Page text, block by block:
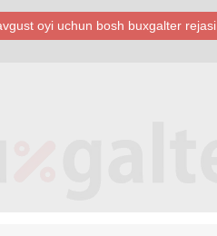
oyi uchun bosh buхgalter rejasi